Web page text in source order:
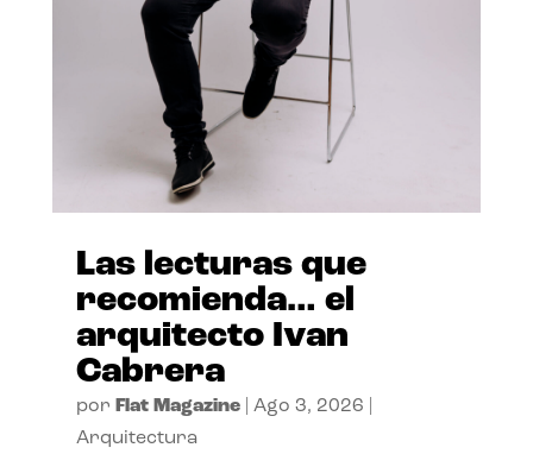
Las lecturas que
recomienda… el
arquitecto Ivan
Cabrera
por Flat Magazine| Ago 3, 2026
Arquitectura